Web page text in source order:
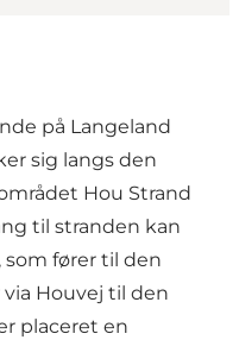
på Langeland
sig langs den
Hou Strand
til stranden kan
som fører til den
Houvej til den
placeret en